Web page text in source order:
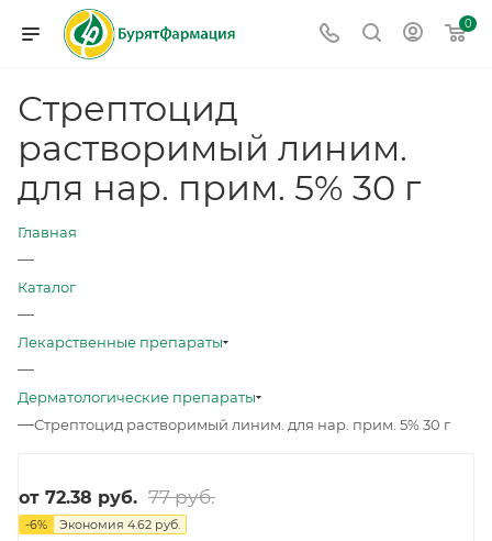
0
Стрептоцид
растворимый линим.
для нар. прим. 5% 30 г
Главная
—
Каталог
—
Лекарственные препараты
—
Дерматологические препараты
—Стрептоцид растворимый линим. для нар. прим. 5% 30 г
от 72.38 руб. 77 руб.
-6% Экономия 4.62 руб.